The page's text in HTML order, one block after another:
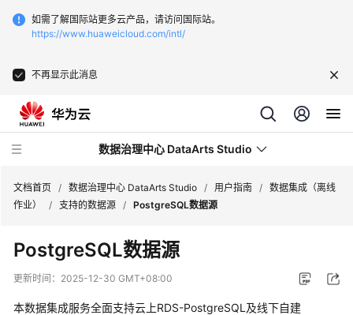
如需了解国际站更多云产品，请访问国际站。
https://www.huaweicloud.com/intl/
不再显示此消息
数据治理中心 DataArts Studio
新
动
文档首页 / 数据治理中心 DataArts Studio / 用户指南 / 数据集成（离线
作业）
/ 支持的数据源 / PostgreSQL数据源
PostgreSQL数据源
更新时间： 2025-12-30 GMT+08:00
本数据集成服务全面支持云上RDS-PostgreSQL及线下自建